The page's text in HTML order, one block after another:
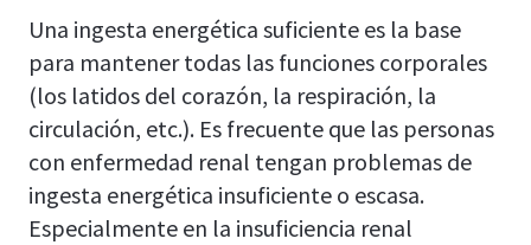
Una ingesta energética suficiente es la base
para mantener todas las funciones corporales
(los latidos del corazón, la respiración, la
circulación, etc.). Es frecuente que las personas
con enfermedad renal tengan problemas de
ingesta energética insuficiente o escasa.
Especialmente en la insuficiencia renal